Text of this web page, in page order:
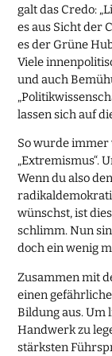
galt das Credo:
es aus Sicht der
es der Grüne
Viele
und auch
lassen sich auf
So wurde immer
„Extremismus“.
Wenn du also
wünschst, ist
schlimm. Nun
doch ein wenig
Zusammen mit
einen
Bildung aus. Um
Handwerk zu
stärksten